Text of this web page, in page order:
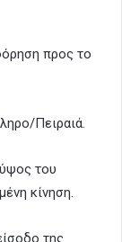
προς το
Πειραιά.
του
κίνηση.
της